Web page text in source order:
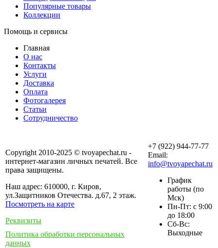
Популярные товары
Коллекции
Помощь и сервисы
Главная
О нас
Контакты
Услуги
Доставка
Оплата
Фотогалерея
Статьи
Сотрудничество
Copyright 2010-2025 © tvoyapechat.ru -
интернет-магазин личных печатей. Все
права защищены.
Наш адрес: 610000, г. Киров,
ул.Защитников Отечества. д.67, 2 этаж.
Посмотреть на карте
Реквизиты
Политика обработки персональных
данных
+7 (922) 944-77-77
Email:
info@tvoyapechat.ru
График
работы (по
Мск)
Пн-Пт: с 9:00
до 18:00
Сб-Вс:
Выходные